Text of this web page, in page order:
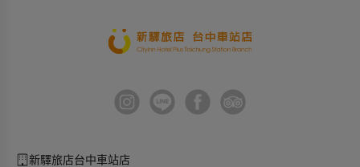
新驛旅店台中車站店